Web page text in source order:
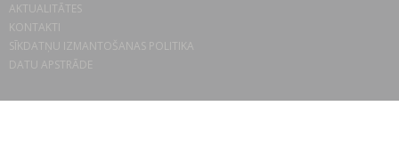
AKTUALITĀTES
KONTAKTI
SĪKDATŅU IZMANTOŠANAS POLITIKA
DATU APSTRĀDE